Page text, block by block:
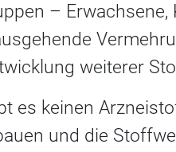
–
weiterer
es keinen
und die